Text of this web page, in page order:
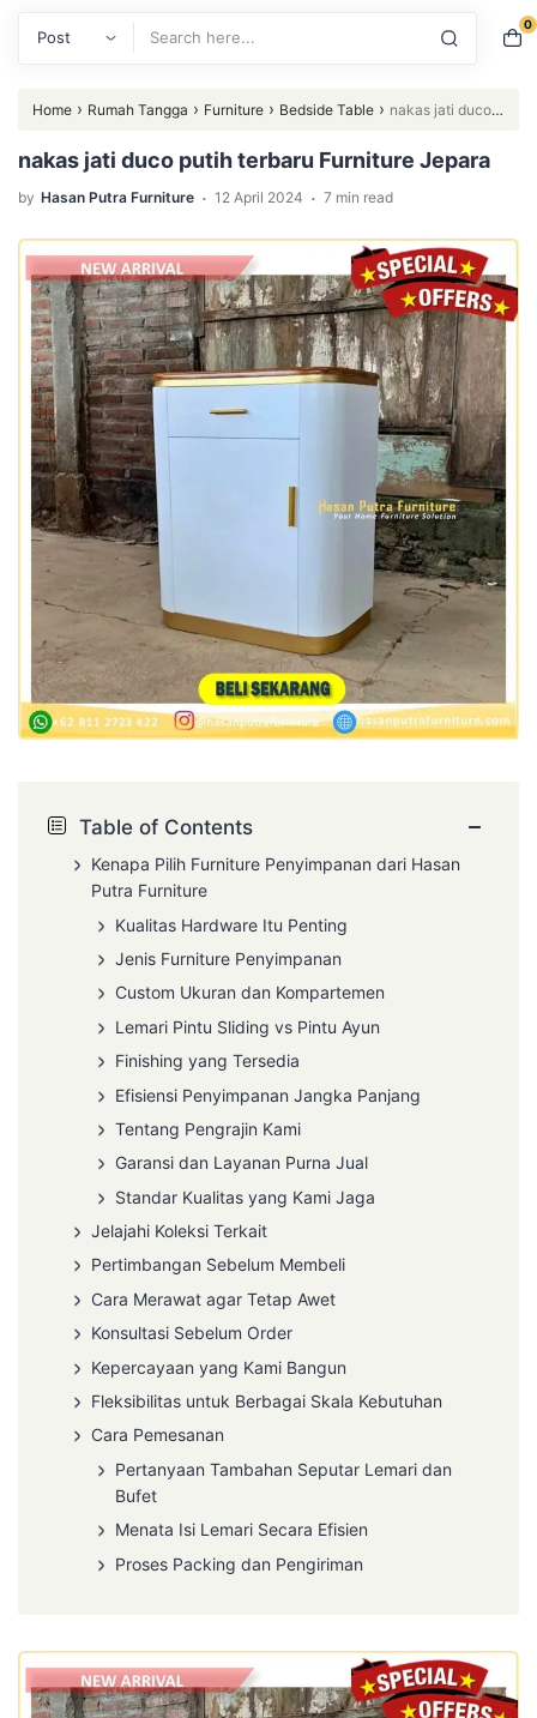
0
Home › Rumah Tangga › Furniture › Bedside Table › nakas jati duco
putih terbaru Furniture Jepara
nakas jati duco putih terbaru Furniture Jepara
by Hasan Putra Furniture . 12 April 2024 . 7 min read
Table of Contents −
Kenapa Pilih Furniture Penyimpanan dari Hasan
Putra Furniture
Kualitas Hardware Itu Penting
Jenis Furniture Penyimpanan
Custom Ukuran dan Kompartemen
Lemari Pintu Sliding vs Pintu Ayun
Finishing yang Tersedia
Efisiensi Penyimpanan Jangka Panjang
Tentang Pengrajin Kami
Garansi dan Layanan Purna Jual
Standar Kualitas yang Kami Jaga
Jelajahi Koleksi Terkait
Pertimbangan Sebelum Membeli
Cara Merawat agar Tetap Awet
Konsultasi Sebelum Order
Kepercayaan yang Kami Bangun
Fleksibilitas untuk Berbagai Skala Kebutuhan
Cara Pemesanan
Pertanyaan Tambahan Seputar Lemari dan
Bufet
Menata Isi Lemari Secara Efisien
Proses Packing dan Pengiriman